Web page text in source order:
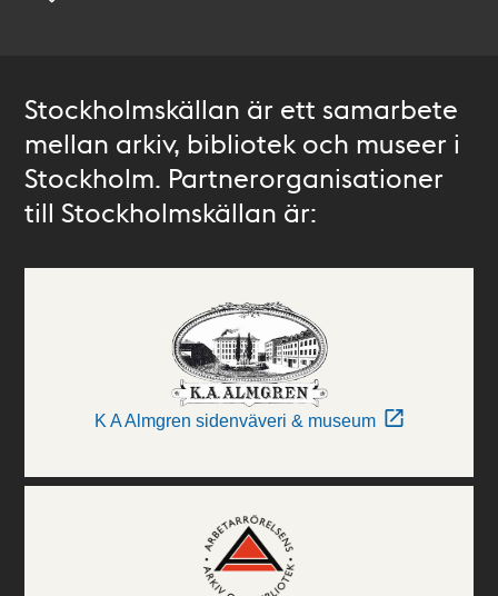
Stockholmskällan är ett samarbete
mellan arkiv, bibliotek och museer i
Stockholm. Partnerorganisationer
till Stockholmskällan är:
K A Almgren sidenväveri & museum